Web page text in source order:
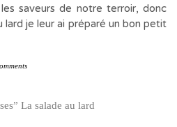
saveurs de notre terroir, donc
lard je leur ai préparé un bon petit